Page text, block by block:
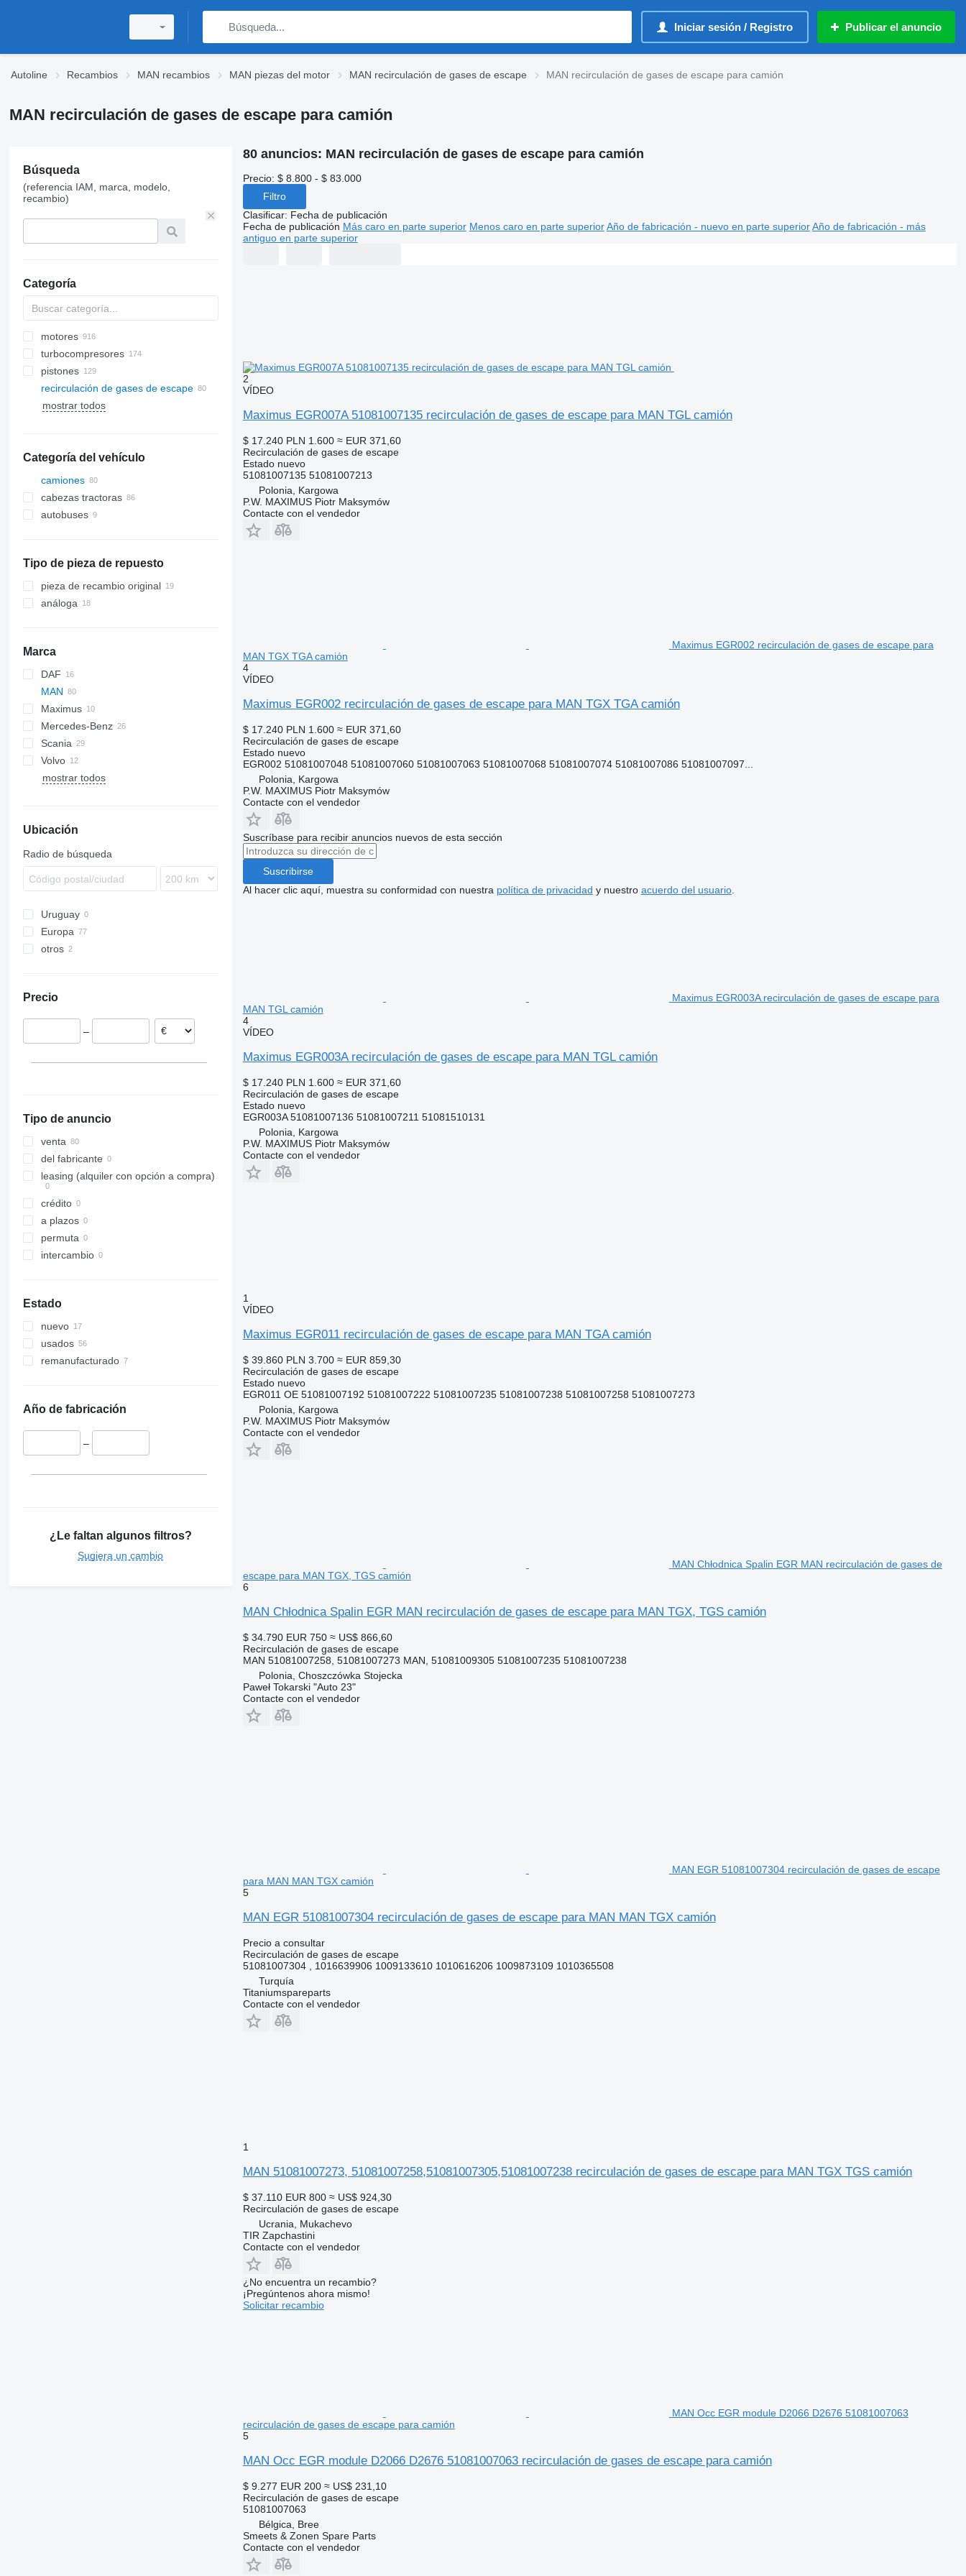
Iniciar sesión / Registro Publicar el anuncio
Autoline Recambios MAN recambios MAN piezas del motor MAN recirculación de gases de escape MAN recirculación de gases de escape para camión
MAN recirculación de gases de escape para camión
Búsqueda
(referencia IAM, marca, modelo,
recambio)
Categoría
motores
turbocompresores
pistones
recirculación de gases de escape
mostrar todos
Categoría del vehículo
camiones
cabezas tractoras
autobuses
Tipo de pieza de repuesto
pieza de recambio original
análoga
Marca
DAF
CF
XF
EuroCargo
MAN
TGA
TGL
TGM
TGS
TGX
Maximus
Mercedes-Benz
A-Class
Actros
Antos
Econic
Maxity
Scania
R-series
Volvo
FL
mostrar todos
Ubicación
Radio de búsqueda
Uruguay
Europa
Estonia
Alemania
otros
Precio
–
Tipo de anuncio
venta
del fabricante
leasing (alquiler con opción a compra)
crédito
a plazos
permuta
intercambio
Estado
nuevo
usados
remanufacturado
Año de fabricación
–
¿Le faltan algunos filtros?
Sugiera un cambio
80 anuncios: MAN recirculación de gases de escape para camión
Precio: $ 8.800 - $ 83.000
Filtro
Clasificar: Fecha de publicación
Fecha de publicación Más caro en parte superior Menos caro en parte superior Año de fabricación - nuevo en parte superior Año de fabricación - más
antiguo en parte superior
2
VÍDEO
Maximus EGR007A 51081007135 recirculación de gases de escape para MAN TGL camión
$ 17.240 PLN 1.600 ≈ EUR 371,60
Recirculación de gases de escape
Estadonuevo
51081007135 51081007213
Polonia, Kargowa
P.W. MAXIMUS Piotr Maksymów
Contacte con el vendedor
Maximus EGR002 recirculación de gases de escape para
MAN TGX TGA camión
4
VÍDEO
Maximus EGR002 recirculación de gases de escape para MAN TGX TGA camión
$ 17.240 PLN 1.600 ≈ EUR 371,60
Recirculación de gases de escape
Estadonuevo
EGR002 51081007048 51081007060 51081007063 51081007068 51081007074 51081007086 51081007097...
Polonia, Kargowa
P.W. MAXIMUS Piotr Maksymów
Contacte con el vendedor
Suscríbase para recibir anuncios nuevos de esta sección
Suscribirse
Al hacer clic aquí, muestra su conformidad con nuestra política de privacidad y nuestro acuerdo del usuario.
Maximus EGR003A recirculación de gases de escape para
MAN TGL camión
4
VÍDEO
Maximus EGR003A recirculación de gases de escape para MAN TGL camión
$ 17.240 PLN 1.600 ≈ EUR 371,60
Recirculación de gases de escape
Estadonuevo
EGR003A 51081007136 51081007211 51081510131
Polonia, Kargowa
P.W. MAXIMUS Piotr Maksymów
Contacte con el vendedor
1
VÍDEO
Maximus EGR011 recirculación de gases de escape para MAN TGA camión
$ 39.860 PLN 3.700 ≈ EUR 859,30
Recirculación de gases de escape
Estadonuevo
EGR011 OE 51081007192 51081007222 51081007235 51081007238 51081007258 51081007273
Polonia, Kargowa
P.W. MAXIMUS Piotr Maksymów
Contacte con el vendedor
MAN Chłodnica Spalin EGR MAN recirculación de gases de
escape para MAN TGX, TGS camión
6
MAN Chłodnica Spalin EGR MAN recirculación de gases de escape para MAN TGX, TGS camión
$ 34.790 EUR 750 ≈ US$ 866,60
Recirculación de gases de escape
MAN 51081007258, 51081007273 MAN, 51081009305 51081007235 51081007238
Polonia, Choszczówka Stojecka
Paweł Tokarski "Auto 23"
Contacte con el vendedor
MAN EGR 51081007304 recirculación de gases de escape
para MAN MAN TGX camión
5
MAN EGR 51081007304 recirculación de gases de escape para MAN MAN TGX camión
Precio a consultar
Recirculación de gases de escape
51081007304 , 1016639906 1009133610 1010616206 1009873109 1010365508
Turquía
Titaniumspareparts
Contacte con el vendedor
1
MAN 51081007273, 51081007258,51081007305,51081007238 recirculación de gases de escape para MAN TGX TGS camión
$ 37.110 EUR 800 ≈ US$ 924,30
Recirculación de gases de escape
Ucrania, Mukachevo
TIR Zapchastini
Contacte con el vendedor
¿No encuentra un recambio?
¡Pregúntenos ahora mismo!
Solicitar recambio
MAN Occ EGR module D2066 D2676 51081007063
recirculación de gases de escape para camión
5
MAN Occ EGR module D2066 D2676 51081007063 recirculación de gases de escape para camión
$ 9.277 EUR 200 ≈ US$ 231,10
Recirculación de gases de escape
51081007063
Bélgica, Bree
Smeets & Zonen Spare Parts
Contacte con el vendedor